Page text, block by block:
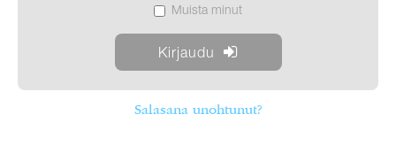
Muista minut
Salasana unohtunut?